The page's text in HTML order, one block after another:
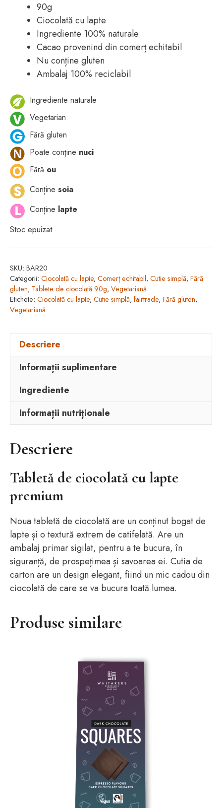
90g
Ciocolată cu lapte
Ingrediente 100% naturale
Cacao provenind din comerț echitabil
Nu conține gluten
Ambalaj 100% reciclabil
Ingrediente naturale
Vegetarian
Fără gluten
Poate conține nuci
Fără ou
Conține soia
Conține lapte
Stoc epuizat
SKU: BAR20
Categorii: Ciocolată cu lapte, Comerț echitabil, Cutie simplă, Fără
gluten, Tablete de ciocolată 90g, Vegetariană
Etichete: Ciocolată cu lapte, Cutie simplă, fairtrade, Fără gluten,
Vegetariană
Descriere
Informații suplimentare
Ingrediente
Informații nutriționale
Descriere
Tabletă de ciocolată cu lapte
premium
Noua tabletă de ciocolată are un conținut bogat de
lapte și o textură extrem de catifelată. Are un
ambalaj primar sigilat, pentru a te bucura, în
siguranță, de prospețimea și savoarea ei. Cutia de
carton are un design elegant, fiind un mic cadou din
ciocolată de care se va bucura toată lumea.
Produse similare